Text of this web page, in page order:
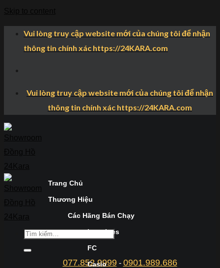
Vui lòng truy cập website mới của chúng tôi để nhận
thông tin chính xác https://24KARA.com
Vui lòng truy cập website mới của chúng tôi để nhận
thông tin chính xác https://24KARA.com
077.852.9999- 0901.989.686
Trang Chủ
Thương Hiệu
Các Hãng Bán Chạy
Longines
FC
Casio